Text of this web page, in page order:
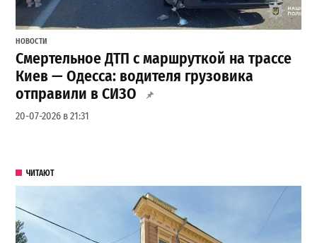
НОВОСТИ
Смертельное ДТП с маршруткой на трассе
Киев — Одесса: водителя грузовика
отправили в СИЗО
20-07-2026 в 21:31
ЧИТАЮТ